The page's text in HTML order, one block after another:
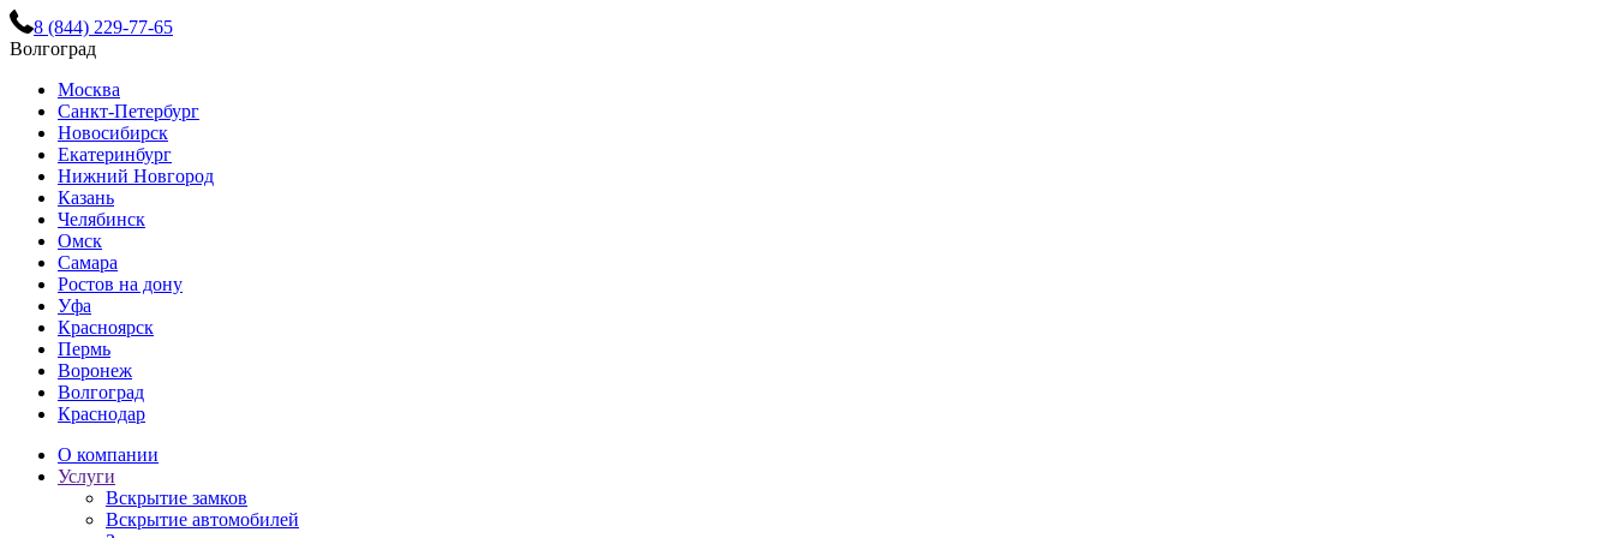
8 (844) 229-77-65
Волгоград
Москва
Санкт-Петербург
Новосибирск
Екатеринбург
Нижний Новгород
Казань
Челябинск
Омск
Самара
Ростов на дону
Уфа
Красноярск
Пермь
Воронеж
Волгоград
Краснодар
О компании
Услуги
Вскрытие замков
Вскрытие автомобилей